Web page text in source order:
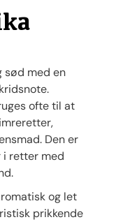
sød med en
ofte til at
Den er
retter med
og let
prikkende